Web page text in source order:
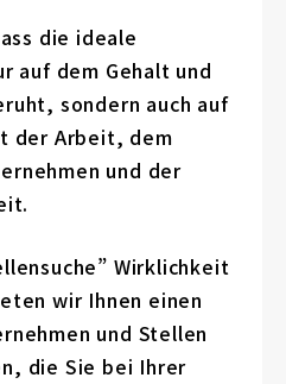
die ideale
auf dem Gehalt und
sondern auch auf
der Arbeit, dem
und der
Wirklichkeit
wir Ihnen einen
und Stellen
die Sie bei Ihrer